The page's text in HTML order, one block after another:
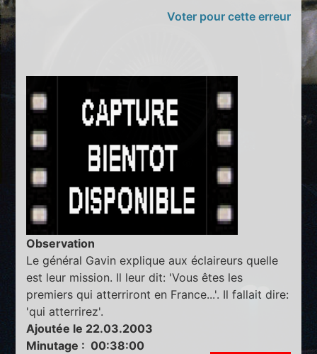
Voter pour cette erreur
Observation
Le général Gavin explique aux éclaireurs quelle
est leur mission. Il leur dit: 'Vous êtes les
premiers qui atterriront en France...'. Il fallait dire:
'qui atterrirez'.
Ajoutée le 22.03.2003
Minutage : 00:38:00